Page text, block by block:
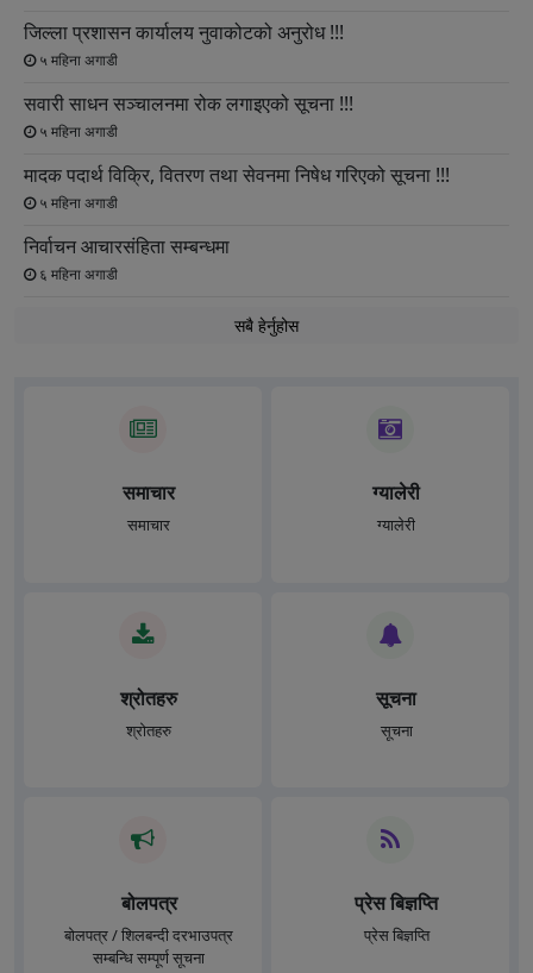
जिल्ला प्रशासन कार्यालय नुवाकोटको अनुरोध !!!
५ महिना अगाडी
सवारी साधन सञ्‍चालनमा रोक लगाइएको सूचना !!!
५ महिना अगाडी
मादक पदार्थ विक्रि, वितरण तथा सेवनमा निषेध गरिएको सूचना !!!
५ महिना अगाडी
निर्वाचन आचारसंहिता सम्बन्धमा
६ महिना अगाडी
सबै हेर्नुहोस
समाचार
समाचार
ग्यालेरी
ग्यालेरी
श्रोतहरु
श्रोतहरु
सूचना
सूचना
बोलपत्र
बोलपत्र / शिलबन्दी दरभाउपत्र
सम्बन्धि सम्पूर्ण सूचना
प्रेस बिज्ञप्ति
प्रेस बिज्ञप्ति